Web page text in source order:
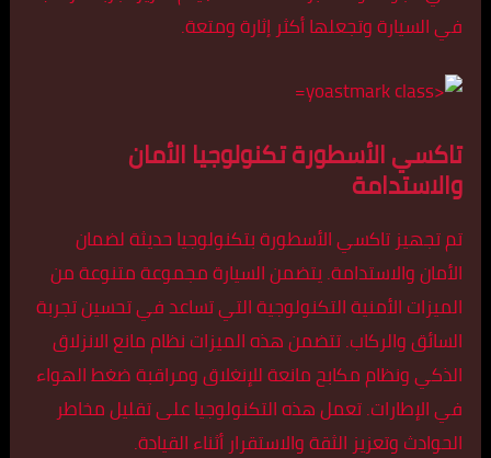
في السيارة وتجعلها أكثر إثارة ومتعة.
تاكسي الأسطورة تكنولوجيا الأمان
والاستدامة
تم تجهيز تاكسي الأسطورة بتكنولوجيا حديثة لضمان
الأمان والاستدامة. يتضمن السيارة مجموعة متنوعة من
الميزات الأمنية التكنولوجية التي تساعد في تحسين تجربة
السائق والركاب. تتضمن هذه الميزات نظام مانع الانزلاق
الذكي ونظام مكابح مانعة للإنغلاق ومراقبة ضغط الهواء
في الإطارات. تعمل هذه التكنولوجيا على تقليل مخاطر
الحوادث وتعزيز الثقة والاستقرار أثناء القيادة.